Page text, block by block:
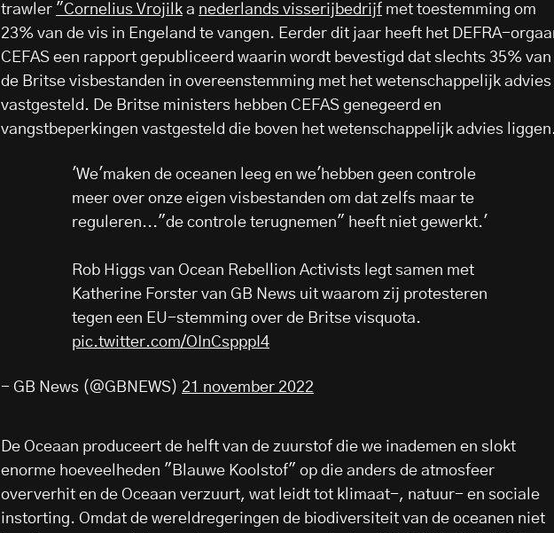
trawler "Cornelius Vrojilk a nederlands visserijbedrijf met toestemming om
23% van de vis in Engeland te vangen. Eerder dit jaar heeft het DEFRA-
CEFAS een rapport gepubliceerd waarin wordt bevestigd dat slechts 35% van
de Britse visbestanden in overeenstemming met het wetenschappelijk advies
vastgesteld. De Britse ministers hebben CEFAS genegeerd en
vangstbeperkingen vastgesteld die boven het wetenschappelijk advies
'We'maken de oceanen leeg en we'hebben geen controle
meer over onze eigen visbestanden om dat zelfs maar te
reguleren..."de controle terugnemen" heeft niet gewerkt.'
Rob Higgs van Ocean Rebellion Activists legt samen met
Katherine Forster van GB News uit waarom zij protesteren
tegen een EU-stemming over de Britse visquota.
pic.twitter.com/OInCspppI4
- GB News (@GBNEWS) 21 november 2022
De Oceaan produceert de helft van de zuurstof die we inademen en slokt
enorme hoeveelheden "Blauwe Koolstof" op die anders de atmosfeer
oververhit en de Oceaan verzuurt, wat leidt tot klimaat-, natuur- en sociale
instorting. Omdat de wereldregeringen de biodiversiteit van de oceanen niet